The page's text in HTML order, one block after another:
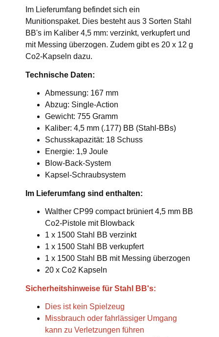
Im Lieferumfang befindet sich ein
Munitionspaket. Dies besteht aus 3 Sorten Stahl
BB's im Kaliber 4,5 mm: verzinkt, verkupfert und
mit Messing überzogen. Zudem gibt es 20 x 12 g
Co2-Kapseln dazu.
Technische Daten:
Abmessung: 167 mm
Abzug: Single-Action
Gewicht: 755 Gramm
Kaliber: 4,5 mm (.177) BB (Stahl-BBs)
Schusskapazität: 18 Schuss
Energie: 1,9 Joule
Blow-Back-System
Kapsel-Schraubsystem
Im Lieferumfang sind enthalten:
Walther CP99 compact brüniert 4,5 mm BB
Co2-Pistole mit Blowback
1 x 1500 Stahl BB verzinkt
1 x 1500 Stahl BB verkupfert
1 x 1500 Stahl BB mit Messing überzogen
20 x Co2 Kapseln
Sicherheitshinweise für Stahl BB's:
Dies ist kein Spielzeug
Missbrauch oder fahrlässiger Umgang
kann zu Verletzungen führen